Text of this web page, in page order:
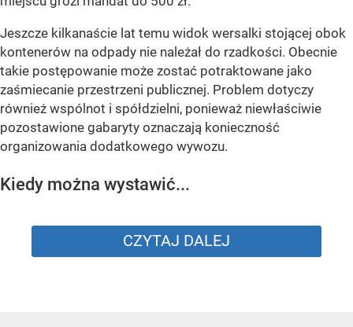
Jeszcze kilkanaście lat temu widok wersalki stojącej obok
kontenerów na odpady nie należał do rzadkości. Obecnie
takie postępowanie może zostać potraktowane jako
zaśmiecanie przestrzeni publicznej. Problem dotyczy
również wspólnot i spółdzielni, ponieważ niewłaściwie
pozostawione gabaryty oznaczają konieczność
organizowania dodatkowego wywozu.
Kiedy można wystawić...
CZYTAJ DALEJ